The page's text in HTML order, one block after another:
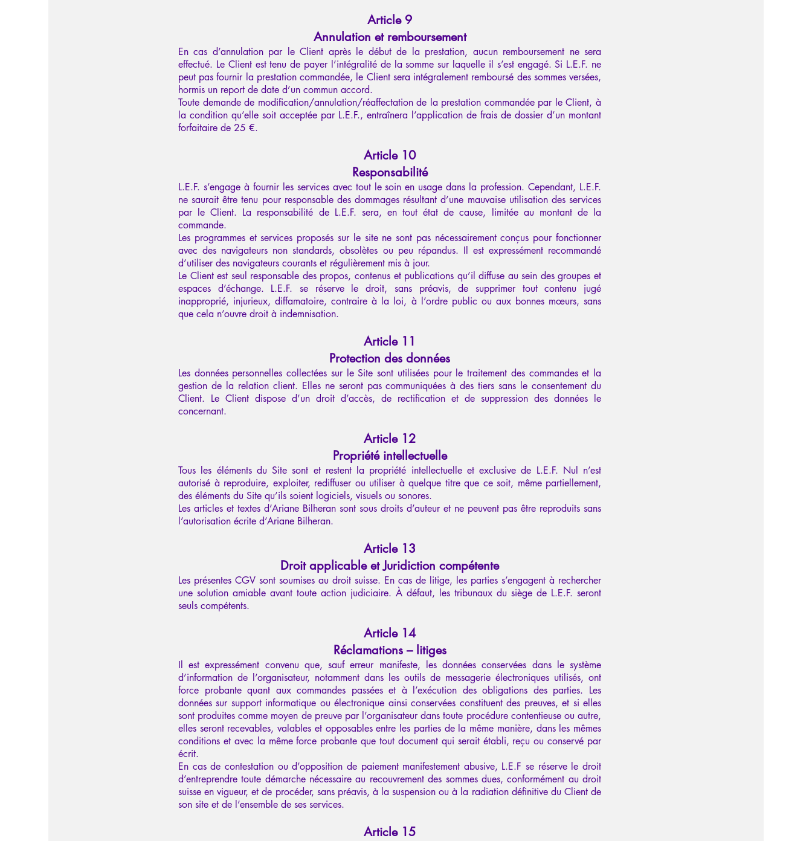
Article 9
Annulation et remboursement
En cas d’annulation par le Client après le début de la prestation, aucun remboursement ne sera
effectué. Le Client est tenu de payer l’intégralité de la somme sur laquelle il s’est engagé. Si L.E.F. ne
peut pas fournir la prestation commandée, le Client sera intégralement remboursé des sommes versées,
hormis un report de date d’un commun accord.
Toute demande de modification/annulation/réaffectation de la prestation commandée par le Client, à
la condition qu’elle soit acceptée par L.E.F., entraînera l’application de frais de dossier d’un montant
forfaitaire de 25 €.
Article 10
Responsabilité
L.E.F. s’engage à fournir les services avec tout le soin en usage dans la profession. Cependant, L.E.F.
ne saurait être tenu pour responsable des dommages résultant d’une mauvaise utilisation des services
par le Client. La responsabilité de L.E.F. sera, en tout état de cause, limitée au montant de la
commande.
Les programmes et services proposés sur le site ne sont pas nécessairement conçus pour fonctionner
avec des navigateurs non standards, obsolètes ou peu répandus. Il est expressément recommandé
d’utiliser des navigateurs courants et régulièrement mis à jour.
Le Client est seul responsable des propos, contenus et publications qu’il diffuse au sein des groupes et
espaces d’échange. L.E.F. se réserve le droit, sans préavis, de supprimer tout contenu jugé
inapproprié, injurieux, diffamatoire, contraire à la loi, à l’ordre public ou aux bonnes mœurs, sans
que cela n’ouvre droit à indemnisation.
Article 11
Protection des données
Les données personnelles collectées sur le Site sont utilisées pour le traitement des commandes et la
gestion de la relation client. Elles ne seront pas communiquées à des tiers sans le consentement du
Client. Le Client dispose d’un droit d’accès, de rectification et de suppression des données le
concernant.
Article 12
Propriété intellectuelle
Tous les éléments du Site sont et restent la propriété intellectuelle et exclusive de L.E.F. Nul n’est
autorisé à reproduire, exploiter, rediffuser ou utiliser à quelque titre que ce soit, même partiellement,
des éléments du Site qu’ils soient logiciels, visuels ou sonores.
Les articles et textes d’Ariane Bilheran sont sous droits d’auteur et ne peuvent pas être reproduits sans
l’autorisation écrite d’Ariane Bilheran.
Article 13
Droit applicable et Juridiction compétente
Les présentes CGV sont soumises au droit suisse. En cas de litige, les parties s’engagent à rechercher
une solution amiable avant toute action judiciaire. À défaut, les tribunaux du siège de L.E.F. seront
seuls compétents.
Article 14
Réclamations – litiges
Il est expressément convenu que, sauf erreur manifeste, les données conservées dans le système
d’information de l’organisateur, notamment dans les outils de messagerie électroniques utilisés, ont
force probante quant aux commandes passées et à l’exécution des obligations des parties. Les
données sur support informatique ou électronique ainsi conservées constituent des preuves, et si elles
sont produites comme moyen de preuve par l’organisateur dans toute procédure contentieuse ou autre,
elles seront recevables, valables et opposables entre les parties de la même manière, dans les mêmes
conditions et avec la même force probante que tout document qui serait établi, reçu ou conservé par
écrit.
En cas de contestation ou d’opposition de paiement manifestement abusive, L.E.F se réserve le droit
d’entreprendre toute démarche nécessaire au recouvrement des sommes dues, conformément au droit
suisse en vigueur, et de procéder, sans préavis, à la suspension ou à la radiation définitive du Client de
son site et de l’ensemble de ses services.
Article 15